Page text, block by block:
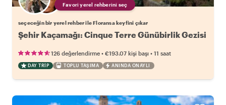
Favori yerel rehberini seç
seçeceğin bir yerel rehber ile Floransa keyfini çıkar
Şehir Kaçamağı: Cinque Terre Günübirlik Gezisi
126 değerlendirme • €193.07 kişi başı • 11 saat
DAY TRIP TOPLU TAŞIMA ANINDA ONAYLI